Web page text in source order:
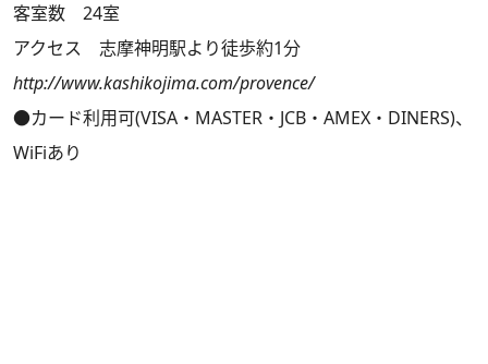
客室数 24室
アクセス 志摩神明駅より徒歩約1分
http://www.kashikojima.com/provence/
●カード利用可(VISA・MASTER・JCB・AMEX・DINERS)、
WiFiあり